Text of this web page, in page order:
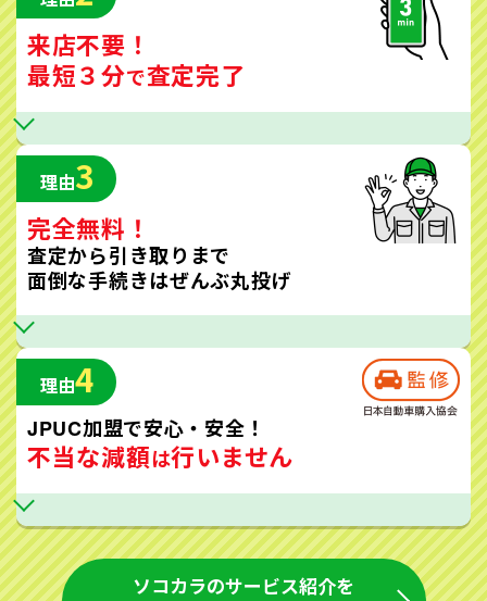
来店不要！
最短３分で査定完了
理由3
完全無料！
査定から引き取りまで
面倒な手続きはぜんぶ丸投げ
理由4
JPUC加盟で安心・安全！
不当な減額は行いません
ソコカラのサービス紹介を